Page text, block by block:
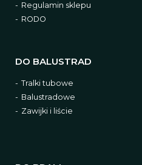
Regulamin sklepu
RODO
DO BALUSTRAD
Tralki tubowe
Balustradowe
Zawijki i liście